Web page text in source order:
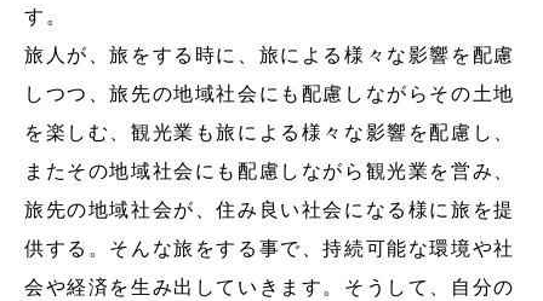
す。
旅人が、旅をする時に、旅による様々な影響を配慮
しつつ、旅先の地域社会にも配慮しながらその土地
を楽しむ、観光業も旅による様々な影響を配慮し、
またその地域社会にも配慮しながら観光業を営み、
旅先の地域社会が、住み良い社会になる様に旅を提
供する。そんな旅をする事で、持続可能な環境や社
会や経済を生み出していきます。そうして、自分の